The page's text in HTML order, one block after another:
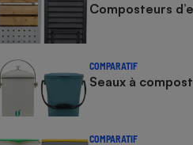
Composteurs
COMPARATIF
Seaux à
COMPARATIF